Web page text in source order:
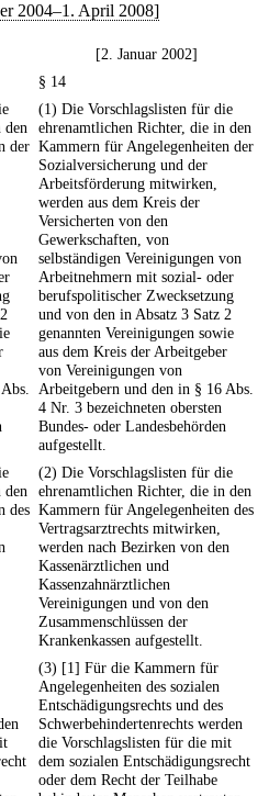
2004–1. April 2008]
[2. Januar 2002]
§ 14
den
der
(1) Die Vorschlagslisten für die
ehrenamtlichen Richter, die in den
Kammern für Angelegenheiten der
Sozialversicherung und der
Arbeitsförderung mitwirken,
werden aus dem Kreis der
Versicherten von den
Gewerkschaften, von
selbständigen Vereinigungen von
Arbeitnehmern mit sozial- oder
berufspolitischer Zwecksetzung
und von den in Absatz 3 Satz 2
genannten Vereinigungen sowie
aus dem Kreis der Arbeitgeber
von Vereinigungen von
Arbeitgebern und den in § 16 Abs.
4 Nr. 3 bezeichneten obersten
Bundes- oder Landesbehörden
aufgestellt.
den
des
(2) Die Vorschlagslisten für die
ehrenamtlichen Richter, die in den
Kammern für Angelegenheiten des
Vertragsarztrechts mitwirken,
werden nach Bezirken von den
Kassenärztlichen und
Kassenzahnärztlichen
Vereinigungen und von den
Zusammenschlüssen der
Krankenkassen aufgestellt.
(3) [1] Für die Kammern für
Angelegenheiten des sozialen
Entschädigungsrechts und des
Schwerbehindertenrechts werden
die Vorschlagslisten für die mit
dem sozialen Entschädigungsrecht
oder dem Recht der Teilhabe